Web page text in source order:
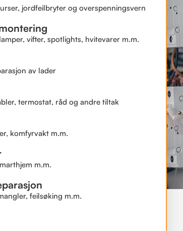
jordfeilbryter og overspenningsvern
vifter, spotlights, hvitevarer m.m.
av lader
termostat, råd og andre tiltak
komfyrvakt m.m.
m.m.
feilsøking m.m.